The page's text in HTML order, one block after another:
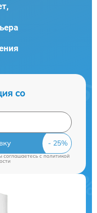
со
соглашаетесь cполитикой